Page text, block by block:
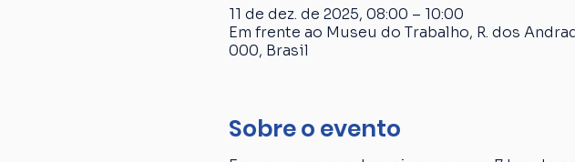
11 de dez. de 2025, 08:00 – 10:00
Em frente ao Museu do Trabalho, R. dos
000, Brasil
Sobre o evento